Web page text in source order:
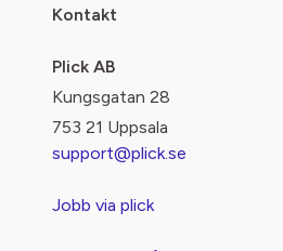
Kontakt
Plick AB
Kungsgatan 28
753 21 Uppsala
support@plick.se
Jobb via plick